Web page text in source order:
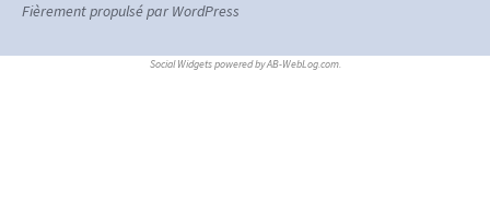
Fièrement propulsé par WordPress
Social Widgetspowered byAB-WebLog.com.